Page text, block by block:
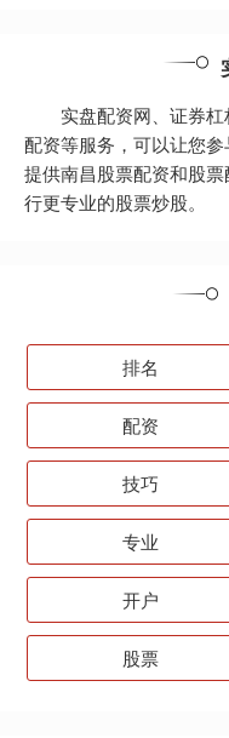
实盘配资网、证券
配资等服务，可以让您
提供南昌股票配资和股
行更专业的股票炒股。
排名
配资
技巧
专业
开户
股票